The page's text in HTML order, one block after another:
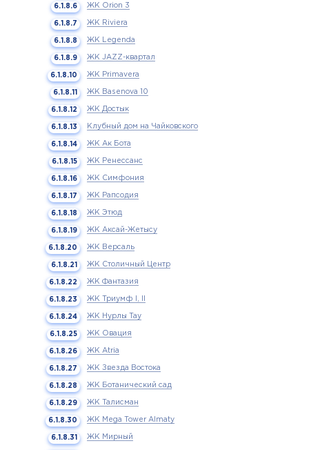
ЖК Orion 3
ЖК Riviera
ЖК Legenda
ЖК JAZZ-квартал
ЖК Primavera
ЖК Basenova 10
ЖК Достык
Клубный дом на Чайковского
ЖК Ак Бота
ЖК Ренессанс
ЖК Симфония
ЖК Рапсодия
ЖК Этюд
ЖК Аксай-Жетысу
ЖК Версаль
ЖК Столичный Центр
ЖК Фантазия
ЖК Триумф I, II
ЖК Нурлы Тау
ЖК Овация
ЖК Atria
ЖК Звезда Востока
ЖК Ботанический сад
ЖК Талисман
ЖК Mega Tower Almaty
ЖК Мирный